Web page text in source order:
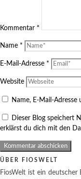
Kommentar *
Name *
E-Mail-Adresse *
Website
Name, E-Mail-
Dieser Blog speichert
erklärst du dich mit den
ÜBER FIOSWELT
FiosWelt ist ein